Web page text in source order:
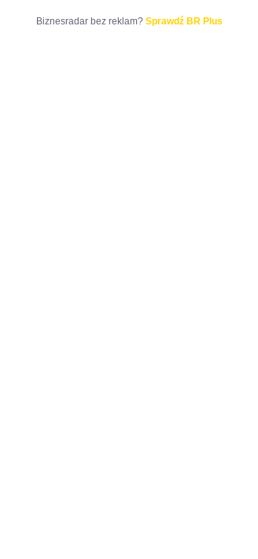
Biznesradar bez reklam? Sprawdź BR Plus